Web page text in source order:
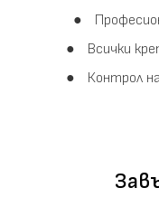
Всички
Контрол